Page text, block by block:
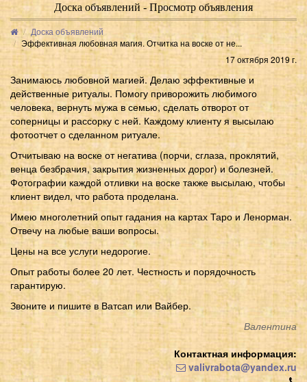
Доска объявлений - Просмотр объявления
Доска объявлений
Эффективная любовная магия. Отчитка на воске от не...
17 октября 2019 г.
Занимаюсь любовной магией. Делаю эффективные и
действенные ритуалы. Помогу приворожить любимого
человека, вернуть мужа в семью, сделать отворот от
соперницы и рассорку с ней. Каждому клиенту я высылаю
фотоотчет о сделанном ритуале.
Отчитываю на воске от негатива (порчи, сглаза, проклятий,
венца безбрачия, закрытия жизненных дорог) и болезней.
Фотографии каждой отливки на воске также высылаю, чтобы
клиент видел, что работа проделана.
Имею многолетний опыт гадания на картах Таро и Ленорман.
Отвечу на любые ваши вопросы.
Цены на все услуги недорогие.
Опыт работы более 20 лет. Честность и порядочность
гарантирую.
Звоните и пишите в Ватсап или Вайбер.
Валентина
Контактная информация:
valivrabota@yandex.ru